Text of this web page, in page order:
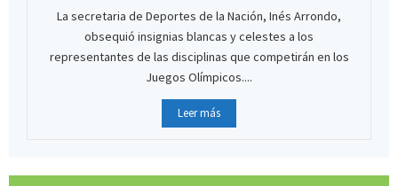
La secretaria de Deportes de la Nación, Inés Arrondo,
obsequió insignias blancas y celestes a los
representantes de las disciplinas que competirán en los
Juegos Olímpicos....
Leer más